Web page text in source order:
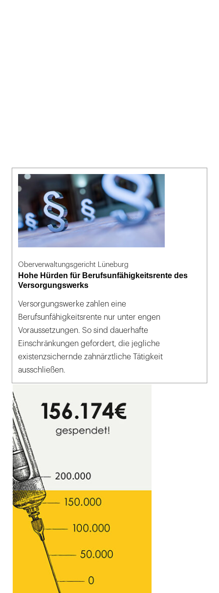
Oberverwaltungsgericht Lüneburg
Hohe Hürden für Berufsunfähigkeitsrente des
Versorgungswerks
Versorgungswerke zahlen eine
Berufsunfähigkeitsrente nur unter engen
Voraussetzungen. So sind dauerhafte
Einschränkungen gefordert, die jegliche
existenzsichernde zahnärztliche Tätigkeit
ausschließen.